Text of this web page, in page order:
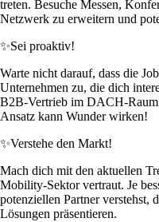
treten. Besuche Messen,
Netzwerk zu erweitern und
✨Sei proaktiv!
Warte nicht darauf, dass die
Unternehmen zu, die dich
B2B-Vertrieb im DACH-
Ansatz kann Wunder wirken!
✨Verstehe den Markt!
Mach dich mit den aktuellen
Mobility-Sektor vertraut. Je
potenziellen Partner verstehst,
Lösungen präsentieren.